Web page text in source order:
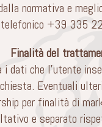
normativa e
+39 335
Finalità del
che l’utente
Eventuali
per finalità di
e separato